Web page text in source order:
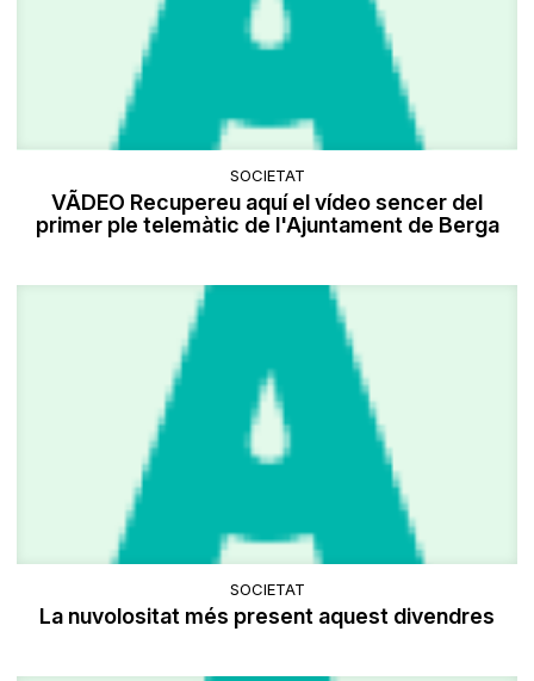
SOCIETAT
VÃDEO Recupereu aquí el vídeo sencer del
primer ple telemàtic de l'Ajuntament de Berga
SOCIETAT
La nuvolositat més present aquest divendres